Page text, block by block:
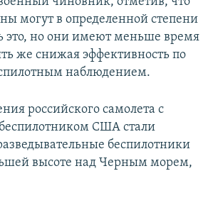
могут в определенной степени
это, но они имеют меньше время
же снижая эффективность по
наблюдением.
российского самолета с
США стали
беспилотники
высоте над Черным морем,